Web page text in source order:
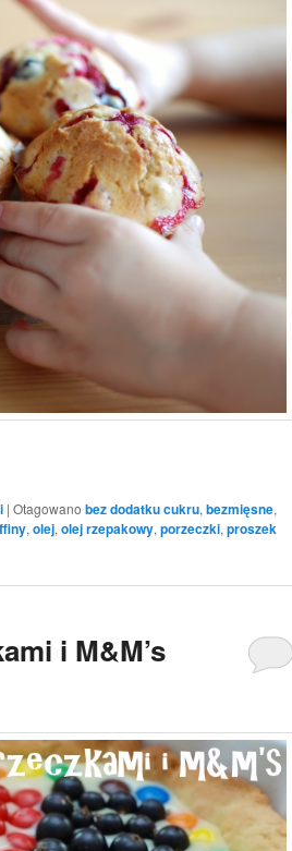
| Otagowano bez dodatku cukru, bezmięsne,
, olej, olej rzepakowy, porzeczki, proszek
i M&M’s